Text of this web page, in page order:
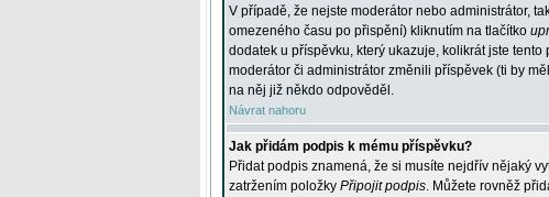
V případě, že nejste moderátor nebo administrátor,
omezeného času po přispění) kliknutím na tlačítko
dodatek u příspěvku, který ukazuje, kolikrát jste
moderátor či administrátor změnili příspěvek (ti by
na něj již někdo odpověděl.
Návrat nahoru
Jak přidám podpis k mému příspěvku?
Přidat podpis znamená, že si musíte nejdřív nějaký
zatržením položky Připojit podpis. Můžete rovněž